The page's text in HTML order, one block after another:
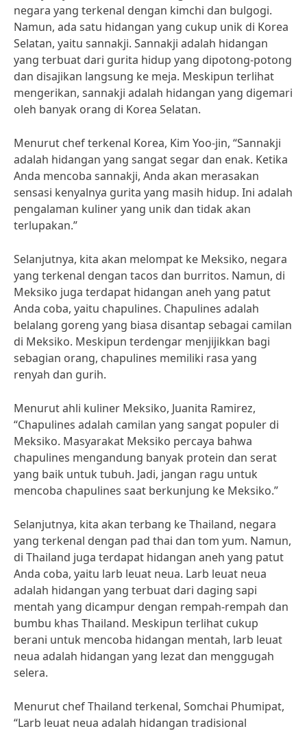
negara yang terkenal dengan kimchi dan bulgogi.
Namun, ada satu hidangan yang cukup unik di Korea
Selatan, yaitu sannakji. Sannakji adalah hidangan
yang terbuat dari gurita hidup yang dipotong-potong
dan disajikan langsung ke meja. Meskipun terlihat
mengerikan, sannakji adalah hidangan yang digemari
oleh banyak orang di Korea Selatan.
Menurut chef terkenal Korea, Kim Yoo-jin, “Sannakji
adalah hidangan yang sangat segar dan enak. Ketika
Anda mencoba sannakji, Anda akan merasakan
sensasi kenyalnya gurita yang masih hidup. Ini adalah
pengalaman kuliner yang unik dan tidak akan
terlupakan.”
Selanjutnya, kita akan melompat ke Meksiko, negara
yang terkenal dengan tacos dan burritos. Namun, di
Meksiko juga terdapat hidangan aneh yang patut
Anda coba, yaitu chapulines. Chapulines adalah
belalang goreng yang biasa disantap sebagai camilan
di Meksiko. Meskipun terdengar menjijikkan bagi
sebagian orang, chapulines memiliki rasa yang
renyah dan gurih.
Menurut ahli kuliner Meksiko, Juanita Ramirez,
“Chapulines adalah camilan yang sangat populer di
Meksiko. Masyarakat Meksiko percaya bahwa
chapulines mengandung banyak protein dan serat
yang baik untuk tubuh. Jadi, jangan ragu untuk
mencoba chapulines saat berkunjung ke Meksiko.”
Selanjutnya, kita akan terbang ke Thailand, negara
yang terkenal dengan pad thai dan tom yum. Namun,
di Thailand juga terdapat hidangan aneh yang patut
Anda coba, yaitu larb leuat neua. Larb leuat neua
adalah hidangan yang terbuat dari daging sapi
mentah yang dicampur dengan rempah-rempah dan
bumbu khas Thailand. Meskipun terlihat cukup
berani untuk mencoba hidangan mentah, larb leuat
neua adalah hidangan yang lezat dan menggugah
selera.
Menurut chef Thailand terkenal, Somchai Phumipat,
“Larb leuat neua adalah hidangan tradisional